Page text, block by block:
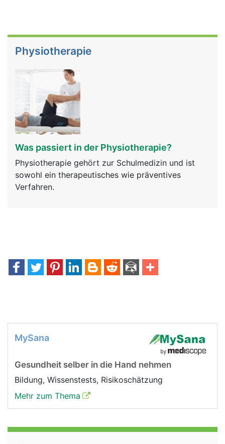
Physiotherapie
Was passiert in der Physiotherapie?
Physiotherapie gehört zur Schulmedizin und ist
sowohl ein therapeutisches wie präventives
Verfahren.
MySana
Gesundheit selber in die Hand nehmen
Bildung, Wissenstests, Risikoschätzung
Mehr zum Thema